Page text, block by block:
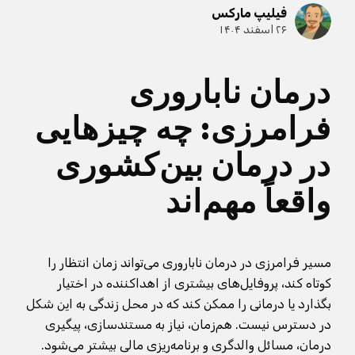
فیلیپ مارکس
۲۶ اسفند ۱۴۰۴
درمان ناباروری
فرامرزی: چه چیزهایی
در درمان بین‌کشوری
واقعاً مهم‌اند
مسیر فرامرزی در درمان ناباروری می‌تواند زمان انتظار را
کوتاه کند، پروفایل‌های بیشتری از اهداکننده در اختیار
بگذارد یا درمانی را ممکن کند که در محل زندگی به این شکل
در دسترس نیست. هم‌زمان، نیاز به مستندسازی، پیگیری
درمان، مسائل والدگری و برنامه‌ریزی مالی بیشتر می‌شود.